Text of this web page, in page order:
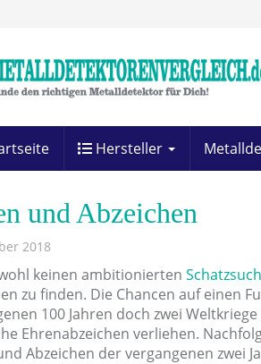
Hersteller
und Abzeichen
2018
keinen ambitionierten
zu finden. Die Chancen auf einen
100 Jahren doch zwei
Ehrenabzeichen verliehen.
Abzeichen der vergangenen zwei